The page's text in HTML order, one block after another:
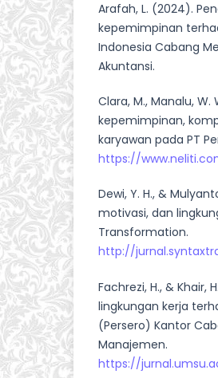
Arafah, L. (2024).
kepemimpinan
Indonesia Cabang
Akuntansi.
Clara, M., Manalu, W.
kepemimpinan,
karyawan pada PT
https://
Dewi, Y. H., &
motivasi, dan
Transformation.
http://
Fachrezi, H., & Khair,
lingkungan kerja
(Persero) Kantor
Manajemen.
https://